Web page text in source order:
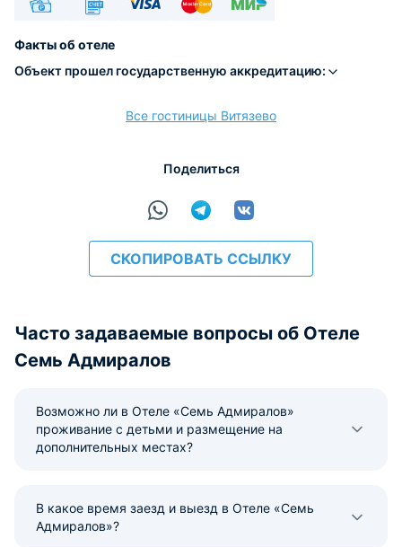
Факты об отеле
Объект прошел государственную аккредитацию:
Все гостиницы Витязево
Поделиться
СКОПИРОВАТЬ ССЫЛКУ
Часто задаваемые вопросы об Отеле
Семь Адмиралов
Возможно ли в Отеле «Семь Адмиралов»
проживание с детьми и размещение на
дополнительных местах?
В какое время заезд и выезд в Отеле «Семь
Адмиралов»?